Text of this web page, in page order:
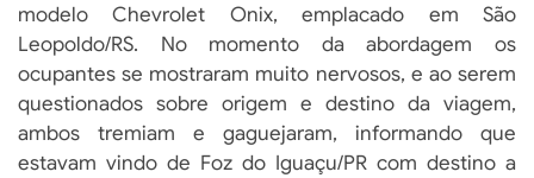
modelo Chevrolet Onix, emplacado em São
Leopoldo/RS. No momento da abordagem os
ocupantes se mostraram muito nervosos, e ao serem
questionados sobre origem e destino da viagem,
ambos tremiam e gaguejaram, informando que
estavam vindo de Foz do Iguaçu/PR com destino a